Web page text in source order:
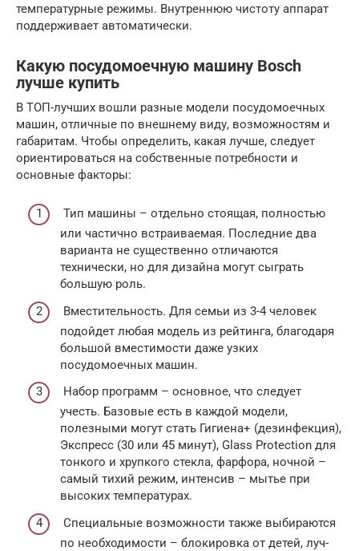
температурные режимы. Внутреннюю чистоту аппарат
поддерживает автоматически.
Какую посудомоечную машину Bosch
лучше купить
В ТОП-лучших вошли разные модели посудомоечных
машин, отличные по внешнему виду, возможностям и
габаритам. Чтобы определить, какая лучше, следует
ориентироваться на собственные потребности и
основные факторы:
Тип машины – отдельно стоящая, полностью
или частично встраиваемая. Последние два
варианта не существенно отличаются
технически, но для дизайна могут сыграть
большую роль.
Вместительность. Для семьи из 3-4 человек
подойдет любая модель из рейтинга, благодаря
большой вместимости даже узких
посудомоечных машин.
Набор программ – основное, что следует
учесть. Базовые есть в каждой модели,
полезными могут стать Гигиена+ (дезинфекция),
Экспресс (30 или 45 минут), Glass Protection для
тонкого и хрупкого стекла, фарфора, ночной –
самый тихий режим, интенсив – мытье при
высоких температурах.
Специальные возможности также выбираются
по необходимости – блокировка от детей, луч-